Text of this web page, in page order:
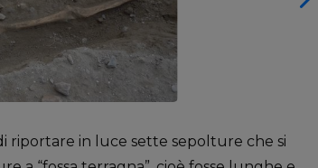
riportare in luce sette sepolture che si